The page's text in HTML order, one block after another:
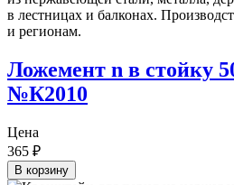
Ложемент n в стойку
№К2010
Цена
365 ₽
В корзину